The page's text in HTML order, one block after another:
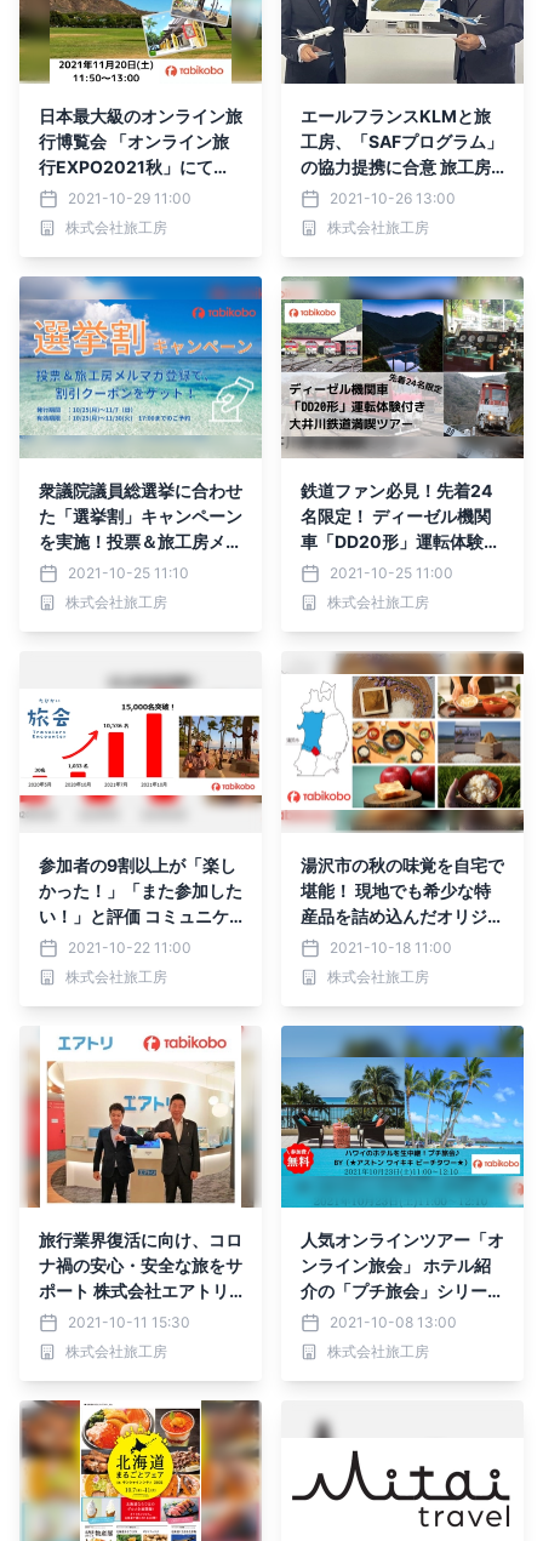
日本最大級のオンライン旅
行博覧会 「オンライン旅
行EXPO2021秋」にてワ
イキキから生中継！ 「ハ
ワイ旅会」を11月20日
（土）に出展
2021-10-29 11:00
株式会社旅工房
エールフランスKLMと旅
工房、「SAFプログラム」
の協力提携に合意 旅工房
旅行会社としてアジア初の
パートナーへ 持続可能な
航行に貢献 年内に推定3
を目指す
2021-10-26 13:00
株式会社旅工房
衆議院議員総選挙に合わせ
た「選挙割」キャンペーン
を実施！投票＆旅工房メル
マガ登録で、対象のパッケ
ージツアーで使える割引ク
ーポンを10月25日（月）
2021-10-25 11:10
株式会社旅工房
鉄道ファン必見！先着24
名限定！ ディーゼル機関
車「DD20形」運転体験付
き 大井川鐡道満喫ツアー
を10月24日(日)より販売
開始
2021-10-25 11:00
株式会社旅工房
参加者の9割以上が「楽し
かった！」「また参加した
い！」と評価 コミュニケ
ーション重視のオンライン
ツアー “オンライン旅
会”の延べ申込者数が15,0
2021-10-22 11:00
株式会社旅工房
湯沢市の秋の味覚を自宅で
堪能！ 現地でも希少な特
産品を詰め込んだオリジナ
ル商品 「ゆざわBOX」を1
0月17日（日）より限定販
売
2021-10-18 11:00
株式会社旅工房
旅行業界復活に向け、コロ
ナ禍の安心・安全な旅をサ
ポート 株式会社エアトリ
および株式会社ピカパカと
協業で「PCR検査センタ
ー」を開設 サンシャイン6
よりオープン
2021-10-11 15:30
株式会社旅工房
人気オンラインツアー「オ
ンライン旅会」 ホテル紹
介の「プチ旅会」シリーズ
が新登場 初回は10月23日
(土)「アストンワイキキビ
ーチホテル」
2021-10-08 13:00
株式会社旅工房